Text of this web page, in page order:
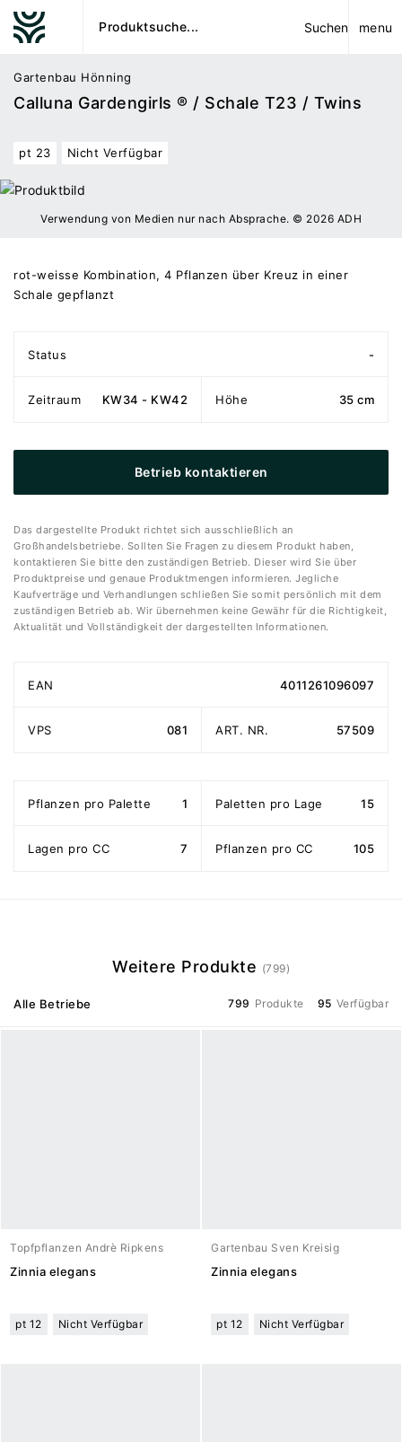
Suchen menu
Gartenbau Hönning
Calluna Gardengirls ® / Schale T23 / Twins
pt 23 Nicht Verfügbar
Verwendung von Medien nur nach Absprache. © 2026 ADH
rot-weisse Kombination, 4 Pflanzen über Kreuz in einer
Schale gepflanzt
Status -
Zeitraum KW34 - KW42 Höhe 35 cm
Betrieb kontaktieren
Das dargestellte Produkt richtet sich ausschließlich an
Großhandelsbetriebe. Sollten Sie Fragen zu diesem Produkt haben,
kontaktieren Sie bitte den zuständigen Betrieb. Dieser wird Sie über
Produktpreise und genaue Produktmengen informieren. Jegliche
Kaufverträge und Verhandlungen schließen Sie somit persönlich mit dem
zuständigen Betrieb ab. Wir übernehmen keine Gewähr für die Richtigkeit,
Aktualität und Vollständigkeit der dargestellten Informationen.
EAN 4011261096097
VPS 081 ART. NR. 57509
Pflanzen pro Palette 1 Paletten pro Lage 15
Lagen pro CC 7 Pflanzen pro CC 105
Weitere Produkte (799)
Alle Betriebe 799 Produkte 95 Verfügbar
Topfpflanzen Andrè Ripkens
Zinnia elegans
pt 12 Nicht Verfügbar
Gartenbau Sven Kreisig
Zinnia elegans
pt 12 Nicht Verfügbar